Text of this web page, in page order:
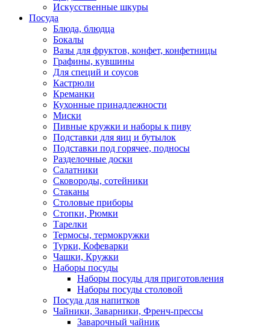
Искусственные шкуры
Посуда
Блюда, блюдца
Бокалы
Вазы для фруктов, конфет, конфетницы
Графины, кувшины
Для специй и соусов
Кастрюли
Креманки
Кухонные принадлежности
Миски
Пивные кружки и наборы к пиву
Подставки для яиц и бутылок
Подставки под горячее, подносы
Разделочные доски
Салатники
Сковороды, сотейники
Стаканы
Столовые приборы
Стопки, Рюмки
Тарелки
Термосы, термокружки
Турки, Кофеварки
Чашки, Кружки
Наборы посуды
Наборы посуды для приготовления
Наборы посуды столовой
Посуда для напитков
Чайники, Заварники, Френч-прессы
Заварочный чайник